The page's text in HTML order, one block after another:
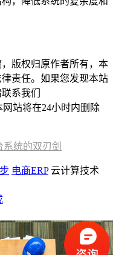
版权归原作者所有，本
责任。如果您发现本站
系我们
网站将在24小时内删除
统的双刃剑
电商ERP 云计算技术